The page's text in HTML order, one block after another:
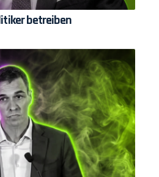
betreiben